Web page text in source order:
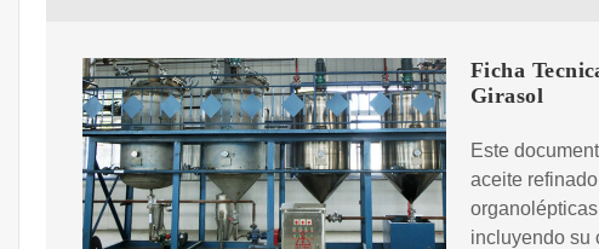
Ficha
Girasol
Este
aceite
incluyendo su